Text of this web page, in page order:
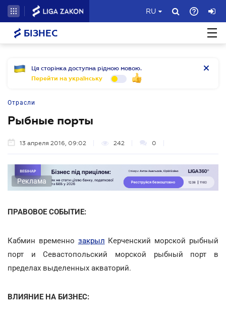
RU
БІЗНЕС
Ця сторінка доступна рідною мовою.
Перейти на українську
Отрасли
Рыбные порты
13 апреля 2016, 09:02 242 0
Реклама
ПРАВОВОЕ СОБЫТИЕ:
Кабмин временно закрыл Керченский морской рыбный
порт и Севастопольский морской рыбный порт в
пределах выделенных акваторий.
ВЛИЯНИЕ НА БИЗНЕС: